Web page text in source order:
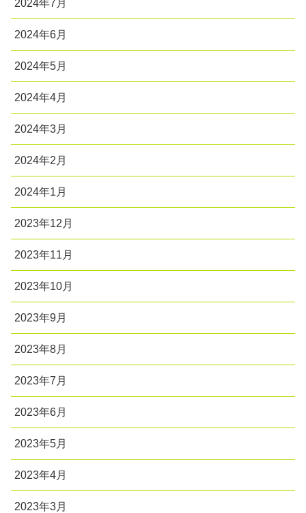
2024年7月
2024年6月
2024年5月
2024年4月
2024年3月
2024年2月
2024年1月
2023年12月
2023年11月
2023年10月
2023年9月
2023年8月
2023年7月
2023年6月
2023年5月
2023年4月
2023年3月